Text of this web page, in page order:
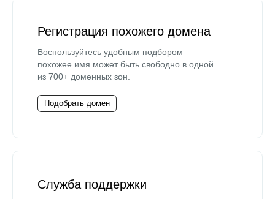
Регистрация похожего домена
Воспользуйтесь удобным подбором —
похожее имя может быть свободно в одной
из 700+ доменных зон.
Подобрать домен
Служба поддержки